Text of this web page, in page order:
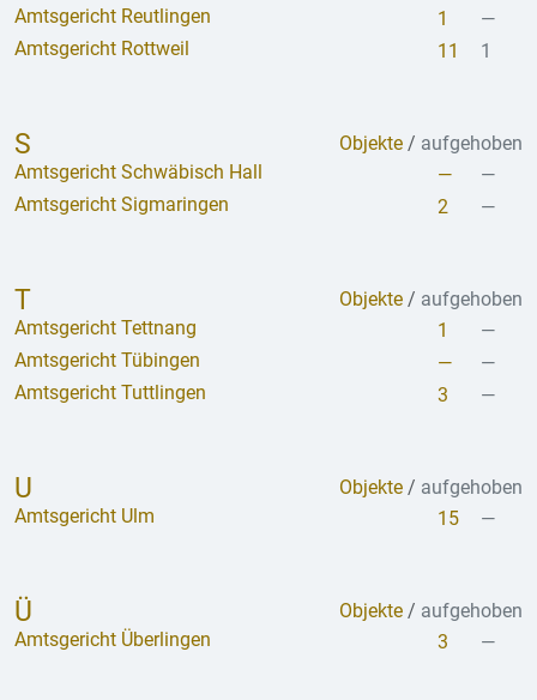
Amtsgericht Reutlingen
1
—
Amtsgericht Rottweil
11 1
S Objekte / aufgehoben
Amtsgericht Schwäbisch Hall
—
—
Amtsgericht Sigmaringen
2 —
T Objekte / aufgehoben
Amtsgericht Tettnang
1
—
Amtsgericht Tübingen
—
—
Amtsgericht Tuttlingen
3 —
U Objekte / aufgehoben
Amtsgericht Ulm
15 —
Ü Objekte / aufgehoben
Amtsgericht Überlingen
3 —